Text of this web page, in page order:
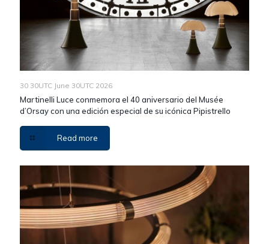
30 30UTC June 30UTC 2026
Martinelli Luce conmemora el 40 aniversario del Musée
d’Orsay con una edición especial de su icónica Pipistrello
Read more